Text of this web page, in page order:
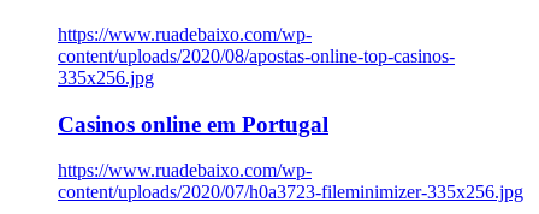
https://www.ruadebaixo.com/wp-
content/uploads/2020/08/apostas-online-top-casinos-
335x256.jpg
Casinos online em Portugal
https://www.ruadebaixo.com/wp-
content/uploads/2020/07/h0a3723-fileminimizer-335x256.jpg